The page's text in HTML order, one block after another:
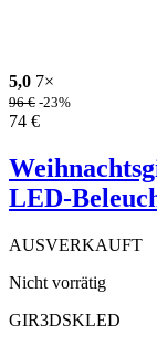
5,0 7×
96€ -23%
74 €
LED-
AUSVERKAUFT
Nicht vorrätig
GIR3DSKLED